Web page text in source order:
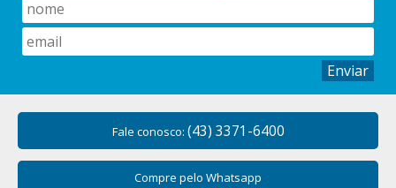
Enviar
Fale conosco: (43) 3371-6400
Compre pelo Whatsapp